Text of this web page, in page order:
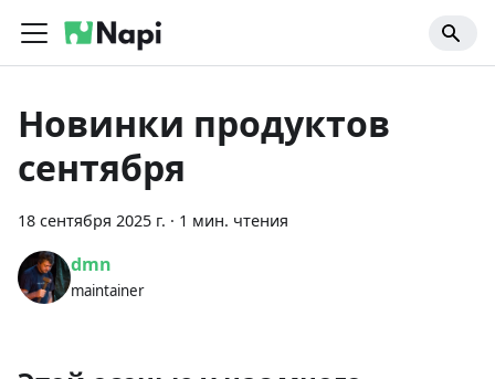
Новинки продуктов
сентября
18 сентября 2025 г. · 1 мин. чтения
dmn
maintainer